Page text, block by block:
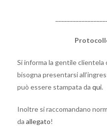
Si informa la gentile clientela
bisogna presentarsi
può essere stampata da qui.
Inoltre si raccomandano
da allegato!